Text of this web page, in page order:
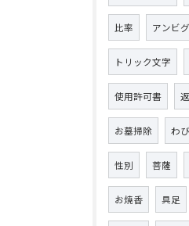
比率 アンビ
トリック文字
使用許可書
お墓掃除 わ
性別 菩薩
お焼香 具足